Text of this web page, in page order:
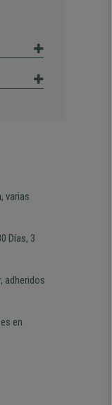
Excelente relacion
calidad precio Plazo de
varias
Días, 3
adheridos
en